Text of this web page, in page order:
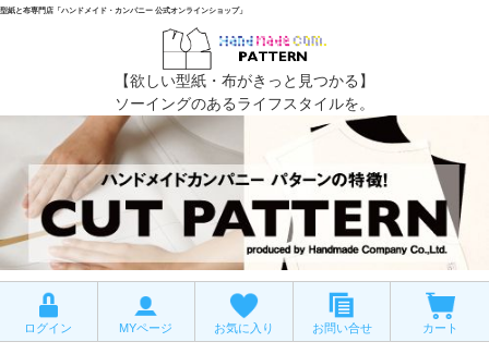
型紙と布専門店「ハンドメイド・カンパニー 公式オンラインショップ」
【欲しい型紙・布がきっと見つかる】
ソーイングのあるライフスタイルを。
ログイン MYページ お気に入り お問い合せ カート